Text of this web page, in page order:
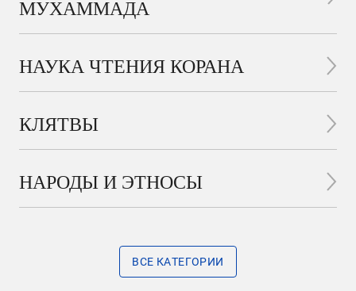
МУХАММАДА
НАУКА ЧТЕНИЯ КОРАНА
КЛЯТВЫ
НАРОДЫ И ЭТНОСЫ
ВСЕ КАТЕГОРИИ